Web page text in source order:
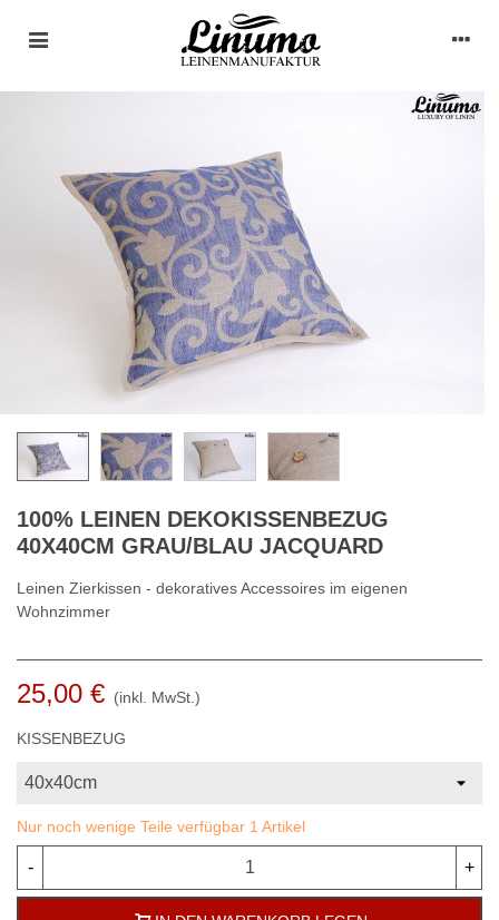
100% LEINEN DEKOKISSENBEZUG
40X40CM GRAU/BLAU JACQUARD
Leinen Zierkissen - dekoratives Accessoires im eigenen
Wohnzimmer
25,00 € (inkl. MwSt.)
KISSENBEZUG
Nur noch wenige Teile verfügbar 1 Artikel
- +